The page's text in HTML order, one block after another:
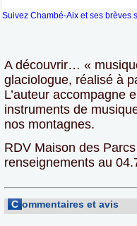
Suivez Chambé-Aix et ses brèves
A découvrir… «
glaciologue, réalisé à
L’auteur accompagne
instruments de
nos montagnes.
RDV Maison des
renseignements au
C ommentaires et avis